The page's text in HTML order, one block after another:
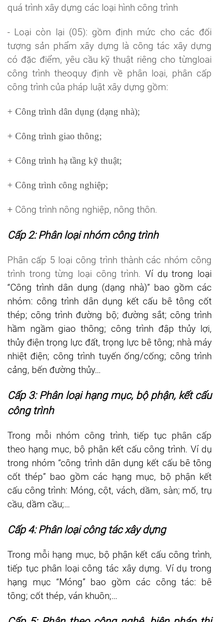
quá trình xây dựng các loại hình công trình
- Loại còn lại (05): gồm định mức cho các đối
tượng sản phẩm xây dựng là công tác xây dựng
có đặc điểm, yêu cầu kỹ thuật riêng cho từngloai
công trình theoquy định về phân loại, phân cấp
công trình của pháp luật xây dựng gồm:
+ Công trình dân dụng (dạng nhà);
+ Công trình giao thông;
+ Công trình hạ tầng kỹ thuật;
+ Công trình công nghiệp;
+ Công trình nông nghiệp, nông thôn.
Cấp 2: Phân loại nhóm công trình
Phân cấp 5 loại công trình thành các nhóm công
trình trong từng loại công trình. Ví dụ trong loại
“Công trình dân dụng (dạng nhà)” bao gồm các
nhóm: công trình dân dụng kết cấu bê tông cốt
thép; công trình đường bộ; đường sắt; công trình
hầm ngầm giao thông; công trình đập thủy lợi,
thủy điện trọng lực đất, trọng lực bê tông; nhà máy
nhiệt điện; công trình tuyến ống/cống; công trình
cảng, bến đường thủy…
Cấp 3: Phân loại hạng mục, bộ phận, kết cấu
công trình
Trong mỗi nhóm công trình, tiếp tục phân cấp
theo hạng mục, bộ phận kết cấu công trình. Ví dụ
trong nhóm “công trình dân dụng kết cấu bê tông
cốt thép” bao gồm các hạng mục, bộ phận kết
cấu công trình: Móng, cột, vách, dầm, sàn; mố, trụ
cầu, dầm cầu;…
Cấp 4: Phân loại công tác xây dựng
Trong mỗi hạng mục, bộ phận kết cấu công trình,
tiếp tục phân loại công tác xây dựng. Ví dụ trong
hạng mục “Móng” bao gồm các công tác: bê
tông; cốt thép, ván khuôn;…